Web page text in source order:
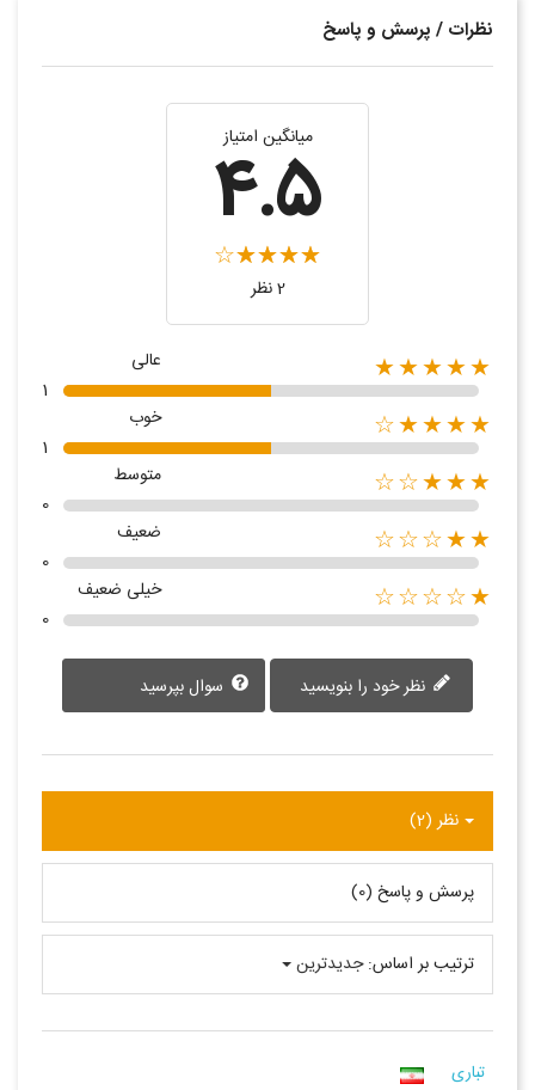
نظرات / پرسش و پاسخ
میانگین امتیاز
4.5
2 نظر
★★★★★
عالی
1
★★★★☆
خوب
1
★★★☆☆
متوسط
0
★★☆☆☆
ضعیف
0
★☆☆☆☆
خیلی ضعیف
0
سوال بپرسید
نظر (2)
پرسش و پاسخ (0)
ترتیب بر اساس: جدیدترین
تباری